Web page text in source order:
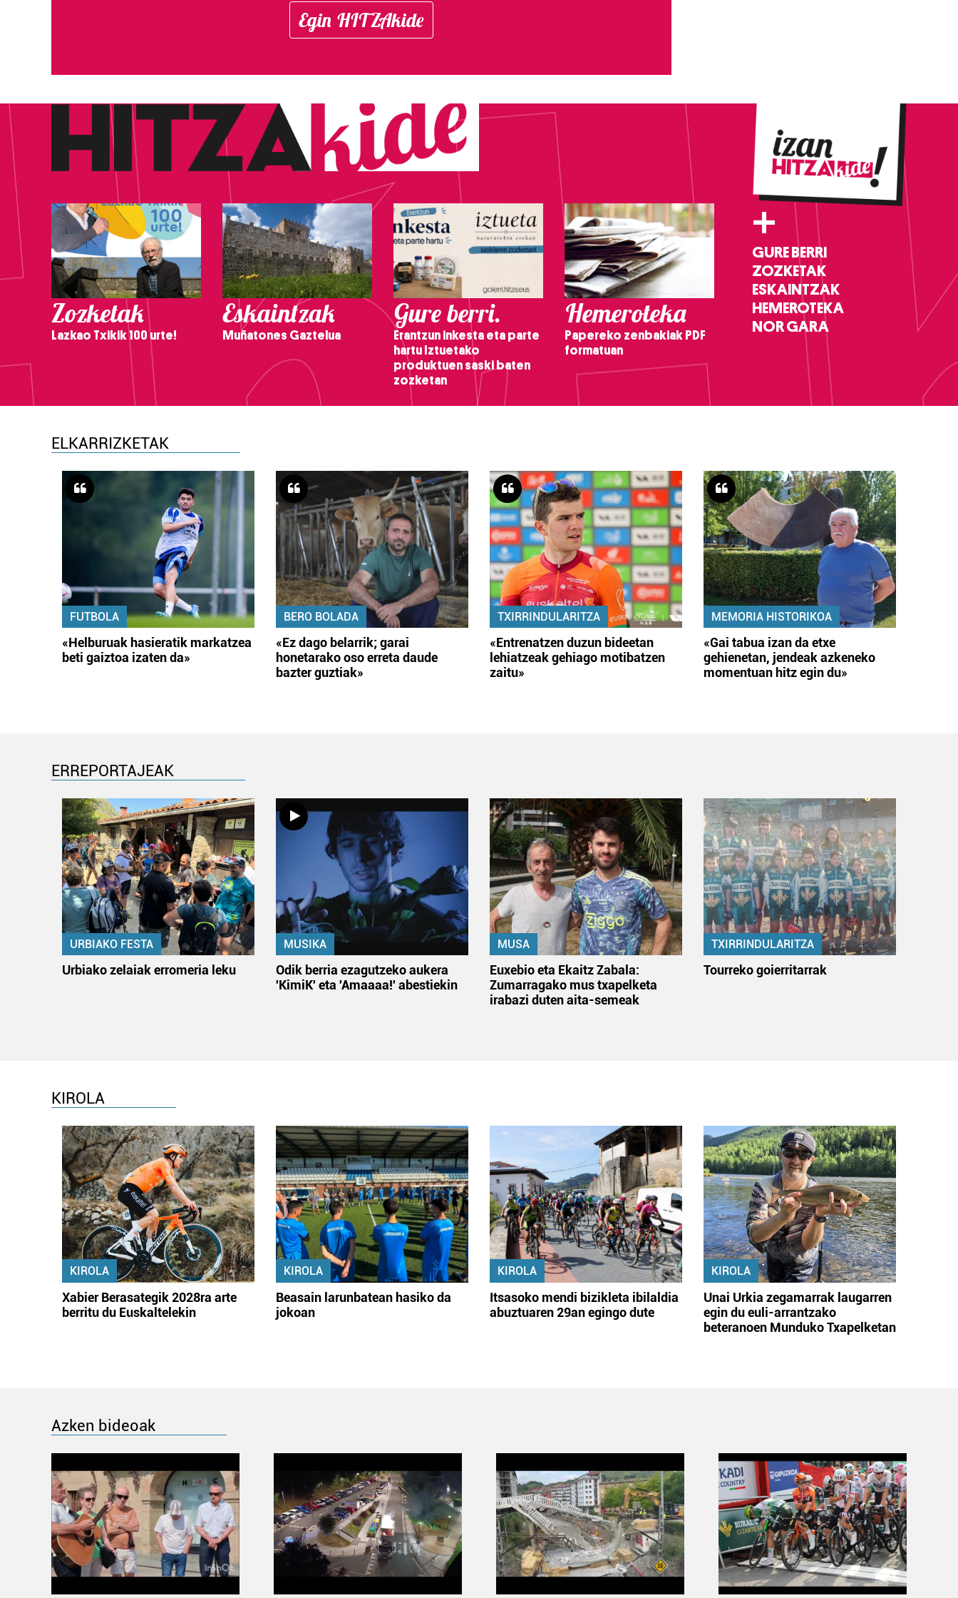
Egin HITZAkide
Zozketak
Lazkao Txikik 100 urte!
Eskaintzak
Muñatones Gaztelua
Gure berri.
Erantzun inkesta eta parte
hartu Iztuetako
produktuen saski baten
zozketan
Hemeroteka
Papereko zenbakiak PDF
formatuan
+
GURE BERRI
ZOZKETAK
ESKAINTZAK
HEMEROTEKA
NOR GARA
ELKARRIZKETAK
FUTBOLA
«Helburuak hasieratik markatzea
beti gaiztoa izaten da»
BERO BOLADA
«Ez dago belarrik; garai
honetarako oso erreta daude
bazter guztiak»
TXIRRINDULARITZA
«Entrenatzen duzun bideetan
lehiatzeak gehiago motibatzen
zaitu»
MEMORIA HISTORIKOA
«Gai tabua izan da etxe
gehienetan, jendeak azkeneko
momentuan hitz egin du»
ERREPORTAJEAK
URBIAKO FESTA
Urbiako zelaiak erromeria leku
MUSIKA
Odik berria ezagutzeko aukera
'KimiK' eta 'Amaaaa!' abestiekin
MUSA
Euxebio eta Ekaitz Zabala:
Zumarragako mus txapelketa
irabazi duten aita-semeak
TXIRRINDULARITZA
Tourreko goierritarrak
KIROLA
KIROLA
Xabier Berasategik 2028ra arte
berritu du Euskaltelekin
KIROLA
Beasain larunbatean hasiko da
jokoan
KIROLA
Itsasoko mendi bizikleta ibilaldia
abuztuaren 29an egingo dute
KIROLA
Unai Urkia zegamarrak laugarren
egin du euli-arrantzako
beteranoen Munduko Txapelketan
Azken bideoak